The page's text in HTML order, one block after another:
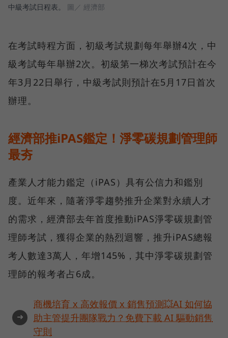
中級考試日程表。 圖／ 經濟部
在考試時程方面，初級考試規劃每年舉辦4次，中
級考試每年舉辦2次。初級第一梯次考試預計在今
年3月22日舉行，中級考試則預計在5月17日首次
辦理。
經濟部推iPAS鑑定！淨零碳規劃管理師
最夯
產業人才能力鑑定（iPAS）具有公信力和鑑別
度。近年來，隨著淨零趨勢推升企業對永續人才
的需求，經濟部去年首度推動iPAS淨零碳規劃管
理師考試，獲得企業的熱烈迴響，推升iPAS總報
考人數達3萬人，年增145%，其中淨零碳規劃管
理師的報考者占6成。
➜
商機培育 x 高效報價 x 銷售預測💥AI 如何協
助主管提升團隊戰力？免費下載 AI 驅動銷售
守則